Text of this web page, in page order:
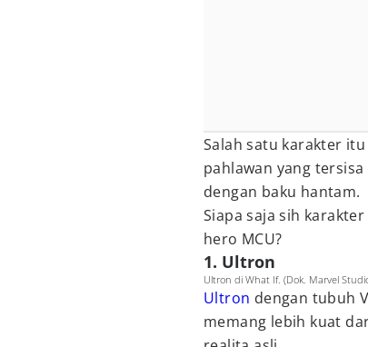
Salah satu karakter
pahlawan yang
dengan baku hantam.
Siapa saja sih karakter
hero MCU?
1. Ultron
Ultron di What If. (Dok. Marvel
Ultron dengan tubuh
memang lebih kuat